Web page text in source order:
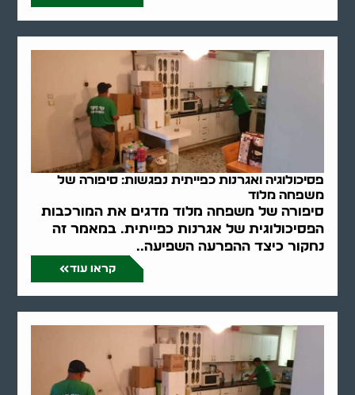
פסיכולוגיה ואגרנות כפייתית נפגשות: סיפורה של
משפחה מלוד
סיפורה של משפחה מלוד מדגים את המורכבות
הפסיכולוגית של אגרנות כפייתית. במאמר זה
נחקור כיצד ההפרעה השפיעה..
קראו עוד